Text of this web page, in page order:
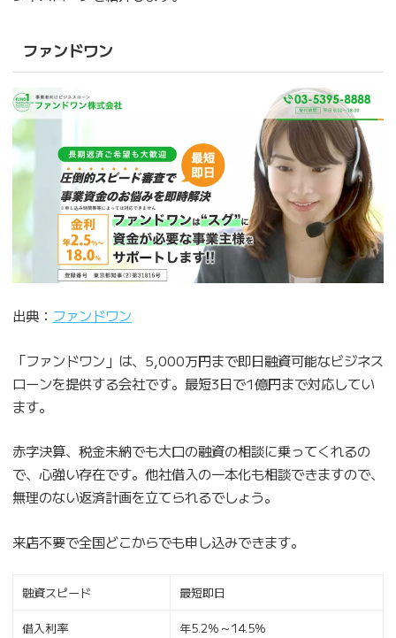
ファンドワン
出典： ファンドワン
「ファンドワン」は、5,000万円まで即日融資可能なビジネス
ローンを提供する会社です。最短3日で1億円まで対応してい
ます。
赤字決算、税金未納でも大口の融資の相談に乗ってくれるの
で、心強い存在です。他社借入の一本化も相談できますので、
無理のない返済計画を立てられるでしょう。
来店不要で全国どこからでも申し込みできます。
融資スピード 最短即日
借入利率 年5.2％～14.5％